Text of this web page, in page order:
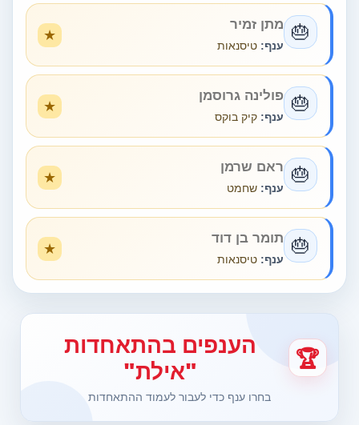
🎂 מתן זמיר
ענף: טיסנאות
🎂 פולינה גרוסמן
ענף: קיק בוקס
🎂 ראם שרמן
ענף: שחמט
🎂 תומר בן דוד
ענף: טיסנאות
🏆
הענפים בהתאחדות
"אילת"
בחרו ענף כדי לעבור לעמוד ההתאחדות